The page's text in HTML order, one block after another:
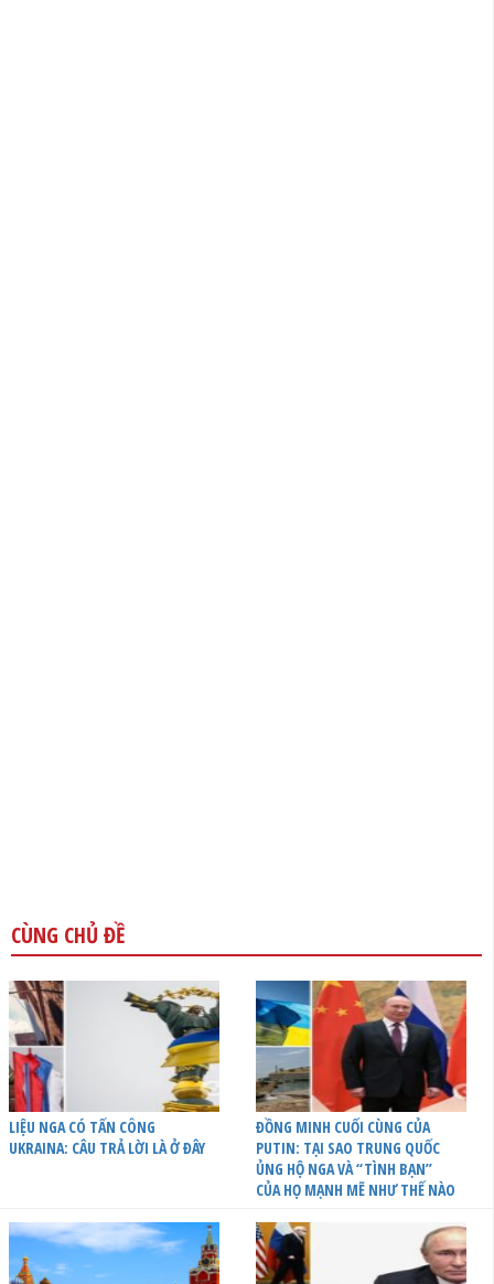
CÙNG CHỦ ĐỀ
LIỆU NGA CÓ TẤN CÔNG
UKRAINA: CÂU TRẢ LỜI LÀ Ở ĐÂY
ĐỒNG MINH CUỐI CÙNG CỦA
PUTIN: TẠI SAO TRUNG QUỐC
ỦNG HỘ NGA VÀ “TÌNH BẠN”
CỦA HỌ MẠNH MẼ NHƯ THẾ NÀO